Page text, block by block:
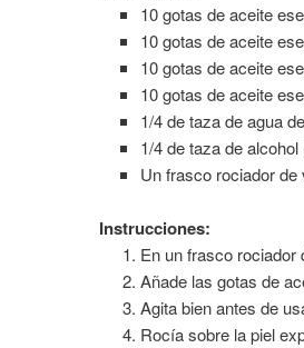
10 gotas de aceite
10 gotas de aceite
10 gotas de aceite
10 gotas de aceite
1/4 de taza de agua
1/4 de taza de
Un frasco rociador de
Instrucciones:
En un frasco rociador
Añade las gotas de
Agita bien antes de
Rocía sobre la piel